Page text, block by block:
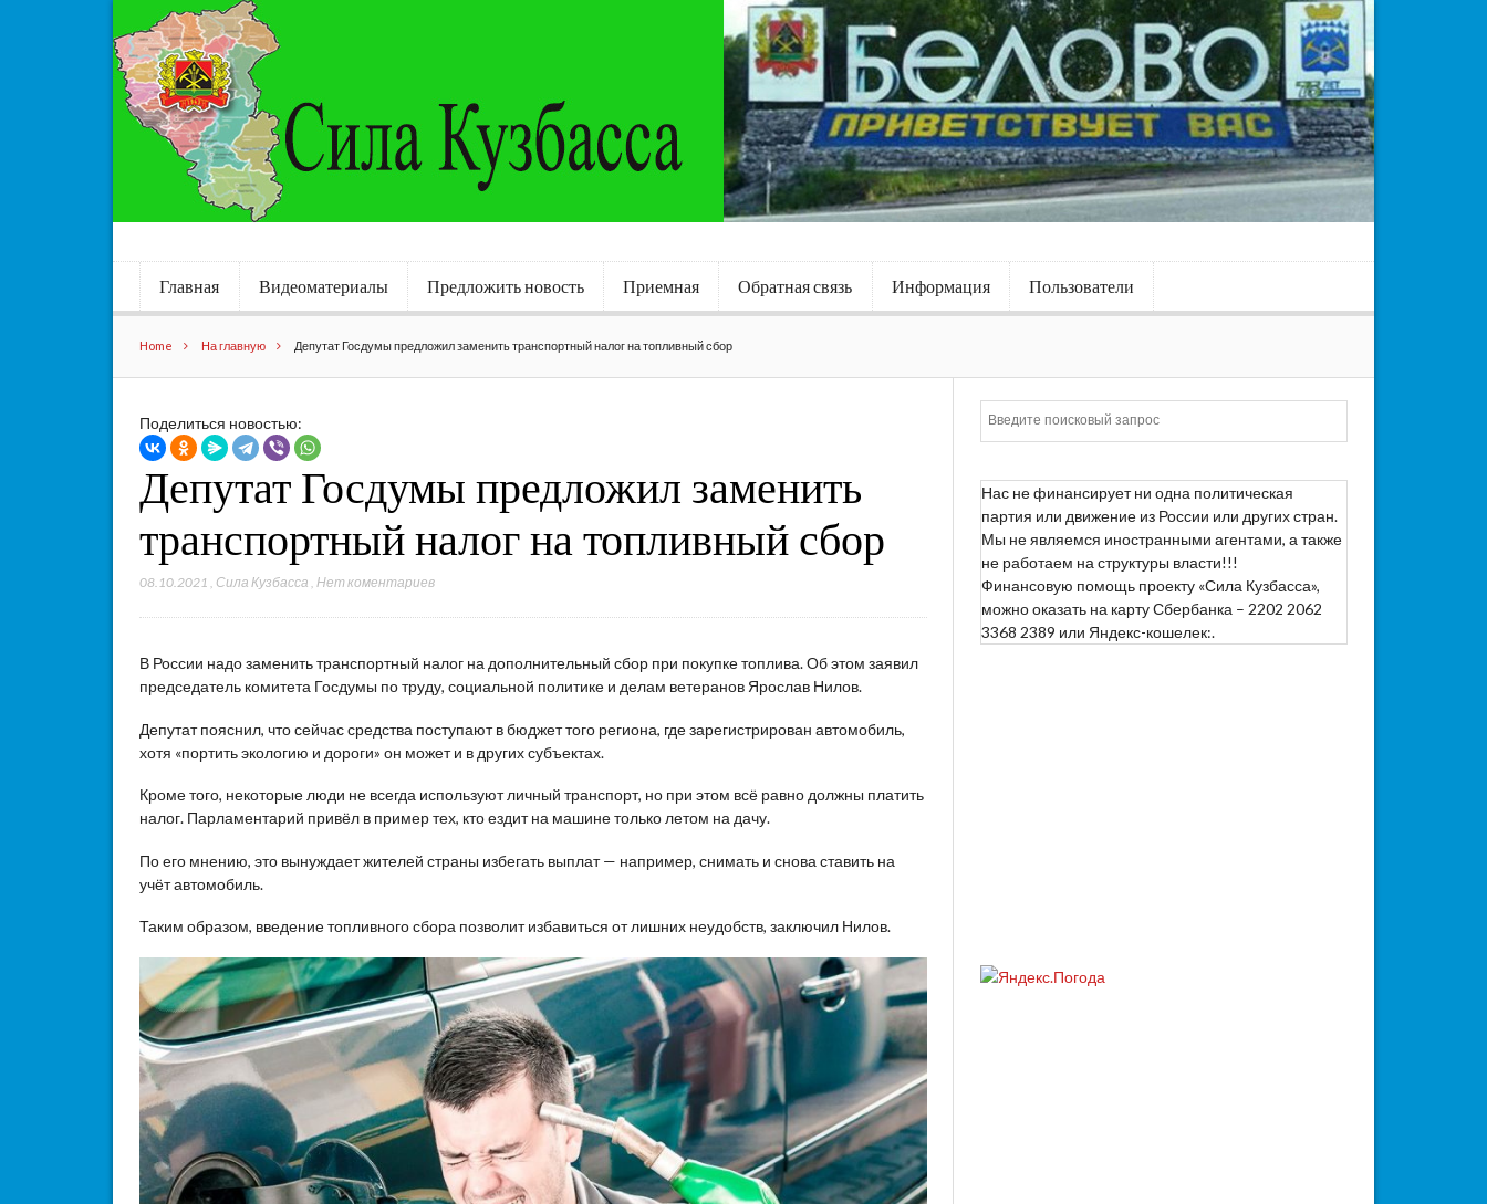
Главная Видеоматериалы Предложить новость Приемная Обратная связь Информация Пользователи
Home На главную Депутат Госдумы предложил заменить транспортный налог на топливный сбор
Поделиться новостью:
Депутат Госдумы предложил заменить
транспортный налог на топливный сбор
08.10.2021 Сила Кузбасса ,Нет коментариев
В России надо заменить транспортный налог на дополнительный сбор при покупке топлива. Об этом заявил
председатель комитета Госдумы по труду, социальной политике и делам ветеранов Ярослав Нилов.
Депутат пояснил, что сейчас средства поступают в бюджет того региона, где зарегистрирован автомобиль,
хотя «портить экологию и дороги» он может и в других субъектах.
Кроме того, некоторые люди не всегда используют личный транспорт, но при этом всё равно должны платить
налог. Парламентарий привёл в пример тех, кто ездит на машине только летом на дачу.
По его мнению, это вынуждает жителей страны избегать выплат — например, снимать и снова ставить на
учёт автомобиль.
Таким образом, введение топливного сбора позволит избавиться от лишних неудобств, заключил Нилов.
Нас не финансирует ни одна политическая
партия или движение из России или других стран.
Мы не являемся иностранными агентами, а также
не работаем на структуры власти!!!
Финансовую помощь проекту «Сила Кузбасса»,
можно оказать на карту Сбербанка – 2202 2062
3368 2389 или Яндекс-кошелек:.